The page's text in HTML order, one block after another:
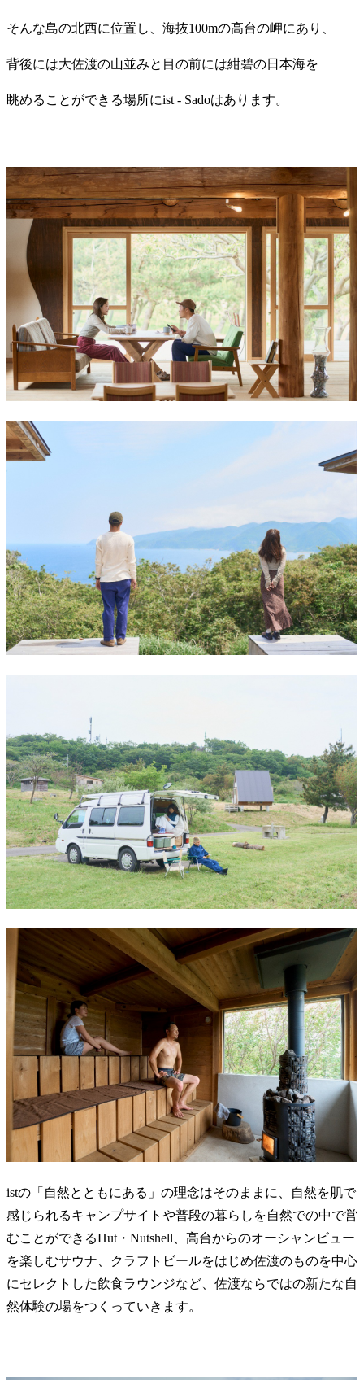
そんな島の北西に位置し、海抜100mの高台の岬にあり、
背後には大佐渡の山並みと目の前には紺碧の日本海を
眺めることができる場所にist - Sadoはあります。
istの「自然とともにある」の理念はそのままに、自然を肌で
感じられるキャンプサイトや普段の暮らしを自然での中で営
むことができるHut・Nutshell、高台からのオーシャンビュー
を楽しむサウナ、クラフトビールをはじめ佐渡のものを中心
にセレクトした飲食ラウンジなど、佐渡ならではの新たな自
然体験の場をつくっていきます。